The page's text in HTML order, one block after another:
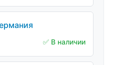
✅ В наличии